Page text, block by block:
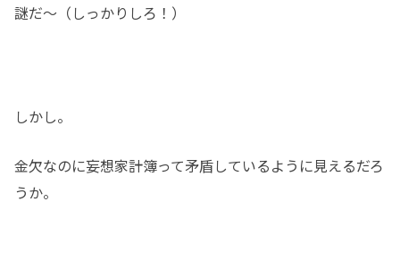
謎だ～（しっかりしろ！）
しかし。
金欠なのに妄想家計簿って矛盾しているように見えるだろ
うか。